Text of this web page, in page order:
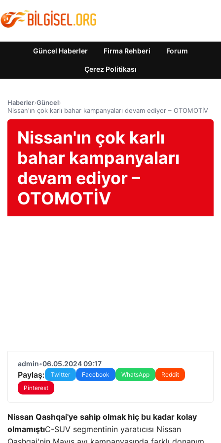
Güncel Haberler Firma Rehberi Forum
Çerez Politikası
Haberler›Güncel›
Nissan'ın çok karlı bahar kampanyaları devam ediyor – OTOMOTİV
Nissan'ın çok karlı
bahar kampanyaları
devam ediyor –
OTOMOTİV
admin•06.05.2024 09:17
Paylaş: Twitter Facebook WhatsApp
Reddit
Pinterest
Nissan Qashqai'ye sahip olmak hiç bu kadar kolay
olmamıştıC-SUV segmentinin yaratıcısı Nissan